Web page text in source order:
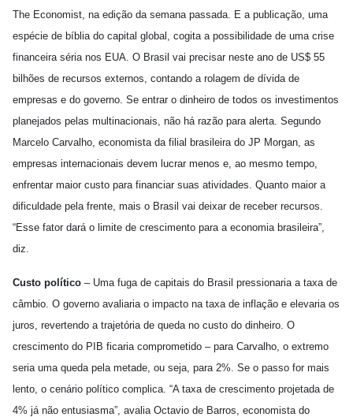
The Economist, na edição da semana passada. E a publicação, uma
espécie de bíblia do capital global, cogita a possibilidade de uma crise
financeira séria nos EUA. O Brasil vai precisar neste ano de US$ 55
bilhões de recursos externos, contando a rolagem de dívida de
empresas e do governo. Se entrar o dinheiro de todos os investimentos
planejados pelas multinacionais, não há razão para alerta. Segundo
Marcelo Carvalho, economista da filial brasileira do JP Morgan, as
empresas internacionais devem lucrar menos e, ao mesmo tempo,
enfrentar maior custo para financiar suas atividades. Quanto maior a
dificuldade pela frente, mais o Brasil vai deixar de receber recursos.
“Esse fator dará o limite de crescimento para a economia brasileira”,
diz.
Custo político – Uma fuga de capitais do Brasil pressionaria a taxa de
câmbio. O governo avaliaria o impacto na taxa de inflação e elevaria os
juros, revertendo a trajetória de queda no custo do dinheiro. O
crescimento do PIB ficaria comprometido – para Carvalho, o extremo
seria uma queda pela metade, ou seja, para 2%. Se o passo for mais
lento, o cenário político complica. “A taxa de crescimento projetada de
4% já não entusiasma”, avalia Octavio de Barros, economista do